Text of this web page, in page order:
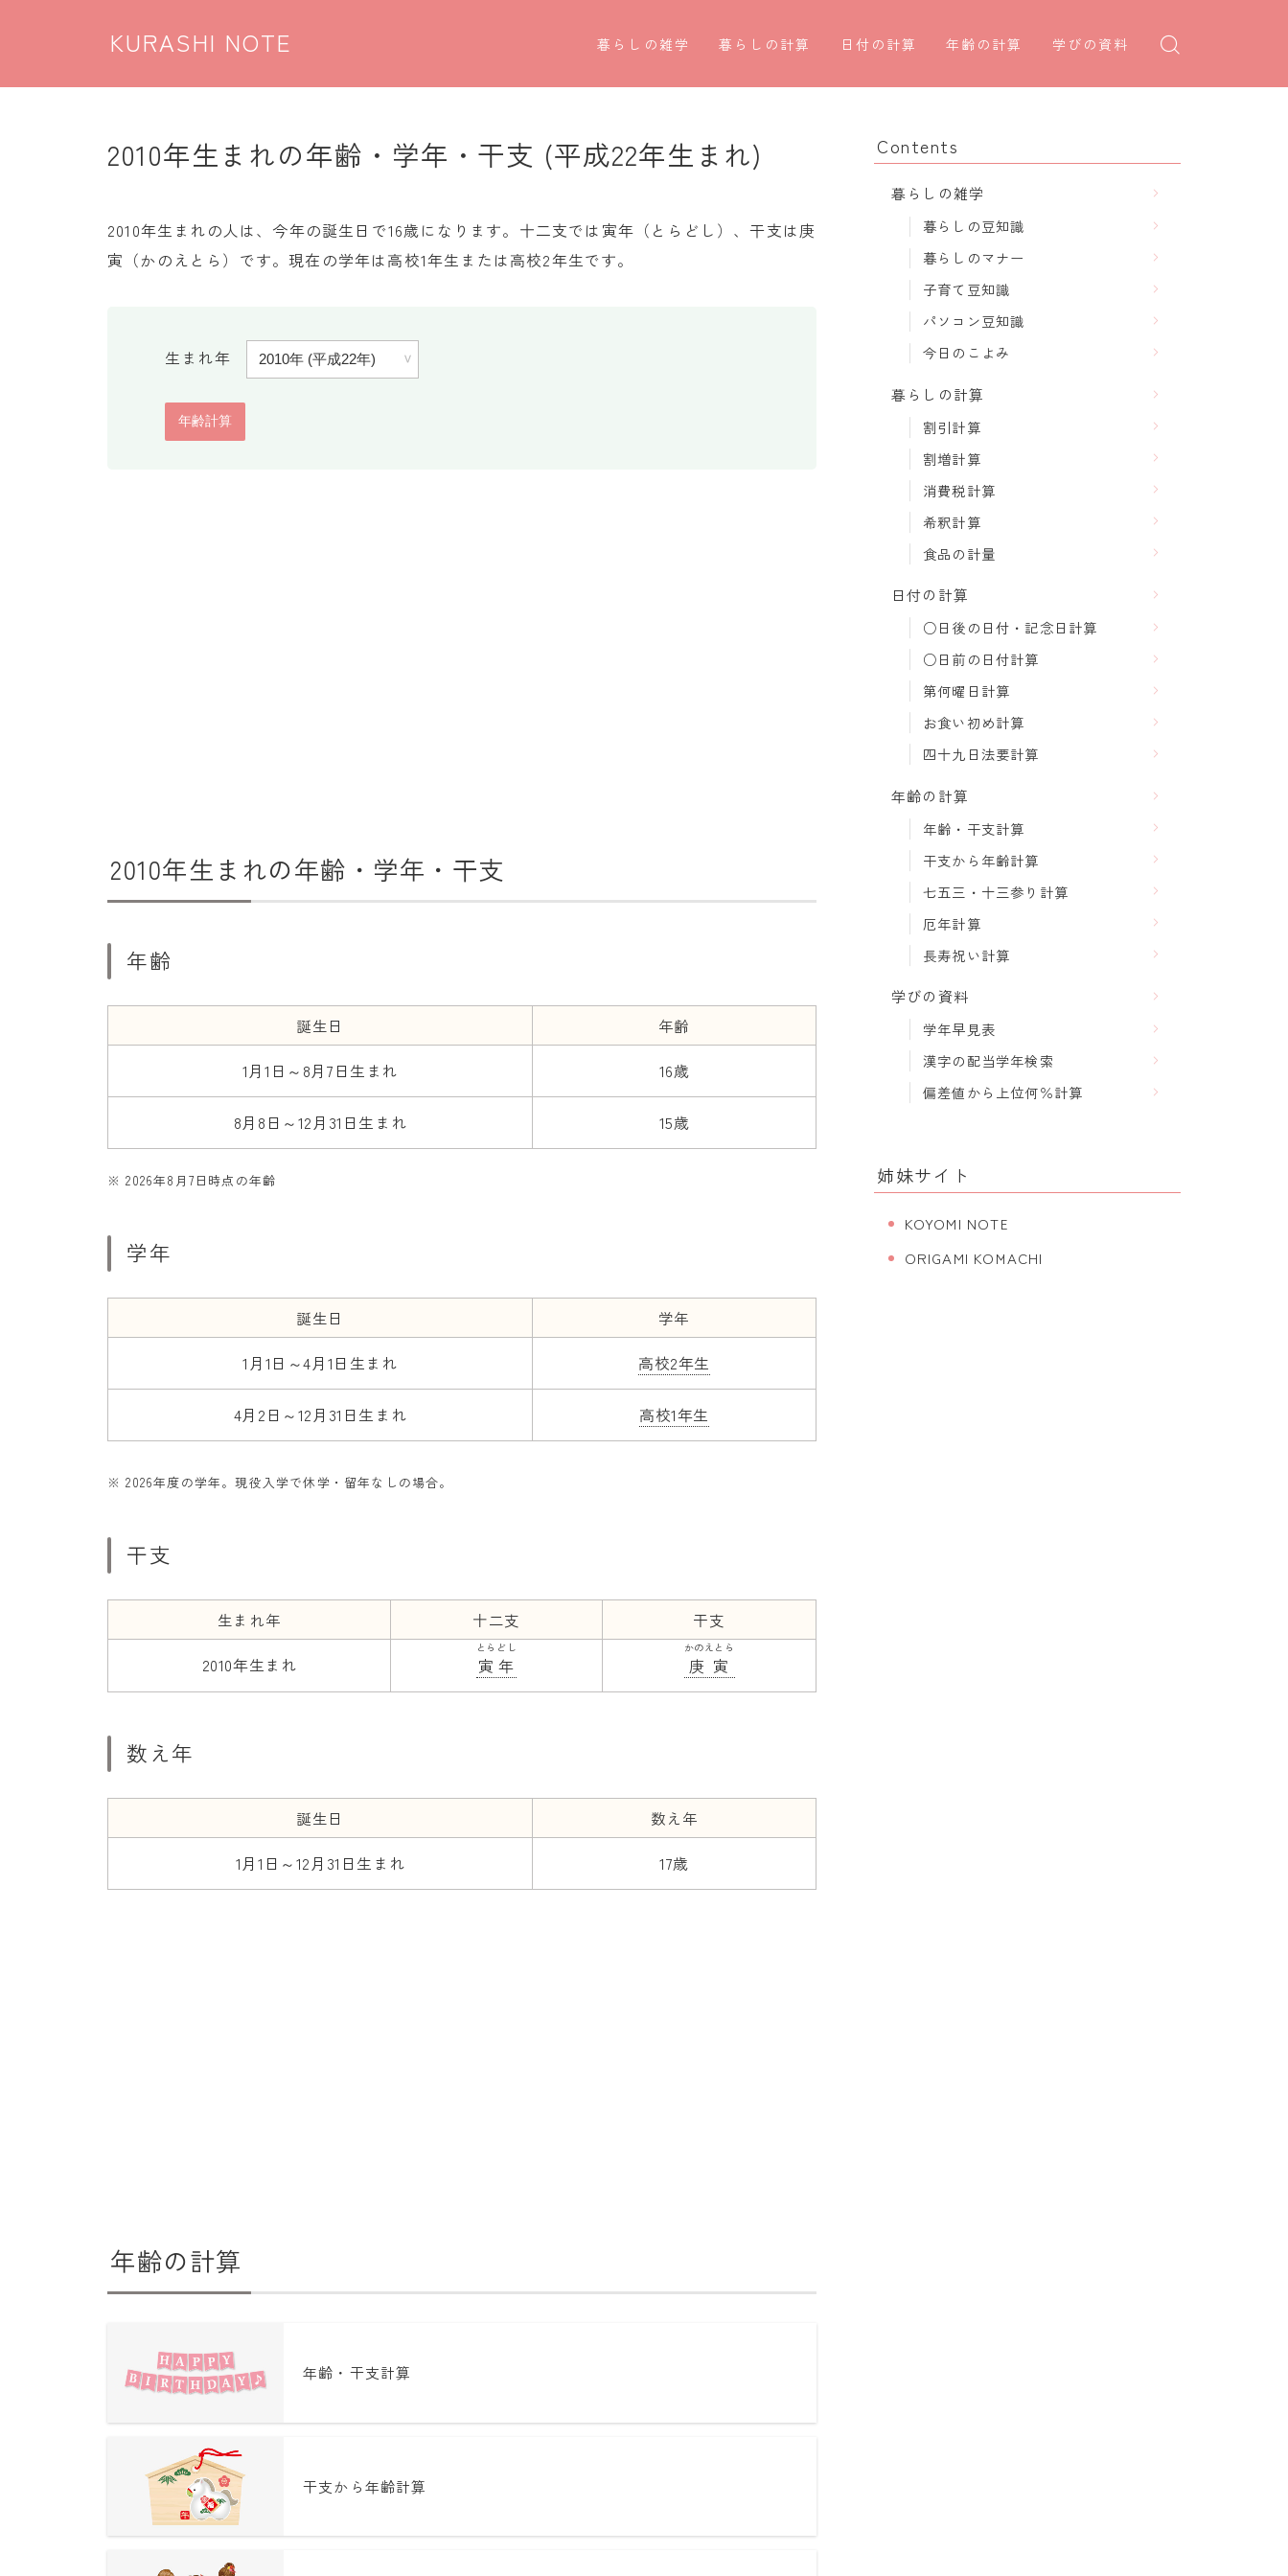
KURASHI NOTE 暮らしの雑学
暮らしの豆知識
子育て豆知識
今日のこよみ
暮らしの計算
割引計算
消費税計算
日付の計算
○日後の日付・記念日計算
四十九日法要計算
年齢の計算
年齢・干支計算
長寿祝い計算
学びの資料
学年早見表
2010年生まれの年齢・学年・干支 (平成22年生まれ)
2010年生まれの人は、今年の誕生日で16歳になります。十二支では寅年（とらどし）、干支は庚
寅（かのえとら）です。現在の学年は高校1年生または高校2年生です。
生まれ年
2010年生まれの年齢・学年・干支
年齢
誕生日 年齢
1月1日～8月7日生まれ 16歳
8月8日～12月31日生まれ 15歳
※ 2026年8月7日時点の年齢
学年
誕生日 学年
1月1日～4月1日生まれ 高校2年生
4月2日～12月31日生まれ 高校1年生
※ 2026年度の学年。現役入学で休学・留年なしの場合。
干支
生まれ年 十二支 干支
2010年生まれ 寅年
とらどし
庚寅
かのえとら
数え年
誕生日 数え年
1月1日～12月31日生まれ 17歳
年齢の計算
年齢・干支計算
干支から年齢計算
Contents
暮らしの雑学
暮らしの豆知識
暮らしのマナー
子育て豆知識
パソコン豆知識
今日のこよみ
暮らしの計算
割引計算
割増計算
消費税計算
希釈計算
食品の計量
日付の計算
○日後の日付・記念日計算
○日前の日付計算
第何曜日計算
お食い初め計算
四十九日法要計算
年齢の計算
年齢・干支計算
干支から年齢計算
七五三・十三参り計算
厄年計算
長寿祝い計算
学びの資料
学年早見表
漢字の配当学年検索
偏差値から上位何％計算
姉妹サイト
KOYOMI NOTE
ORIGAMI KOMACHI